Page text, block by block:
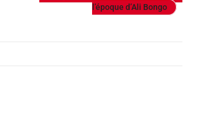
l’époque d’Ali Bongo